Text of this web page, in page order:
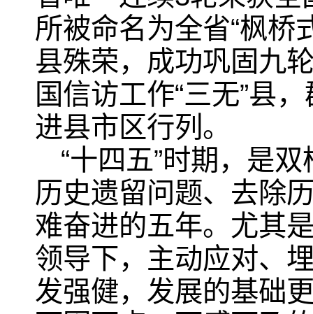
所被命名为全省“枫桥
县殊荣，成功巩固九
国信访工作“三无”县
进县市区行列。
“十四五”时期，是
历史遗留问题、去除
难奋进的五年。尤其
领导下，主动应对、
发强健，发展的基础